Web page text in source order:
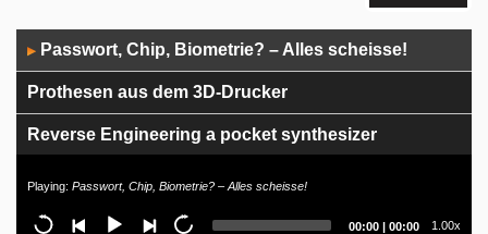
Player
▶ Passwort, Chip, Biometrie? – Alles scheisse!
Prothesen aus dem 3D-Drucker
Reverse Engineering a pocket synthesizer
Traumschreiber
Playing: Passwort, Chip, Biometrie? – Alles scheisse!
Current
00:00 | Total
00:00 1.00x